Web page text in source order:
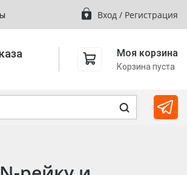
Вход / Регистрация
Моя корзина
Корзина пуста